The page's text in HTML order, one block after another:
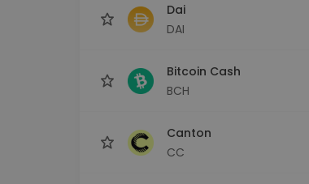
Dai
DAI
Bitcoin Cash
BCH
Canton
CC